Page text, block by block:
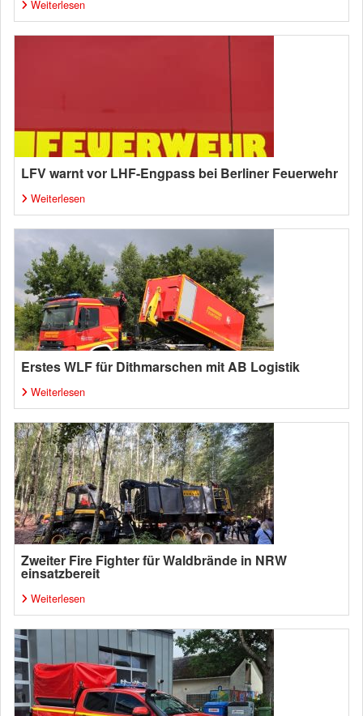
Weiterlesen
LFV warnt vor LHF-Engpass bei Berliner Feuerwehr
Weiterlesen
Erstes WLF für Dithmarschen mit AB Logistik
Weiterlesen
Zweiter Fire Fighter für Waldbrände in NRW
einsatzbereit
Weiterlesen